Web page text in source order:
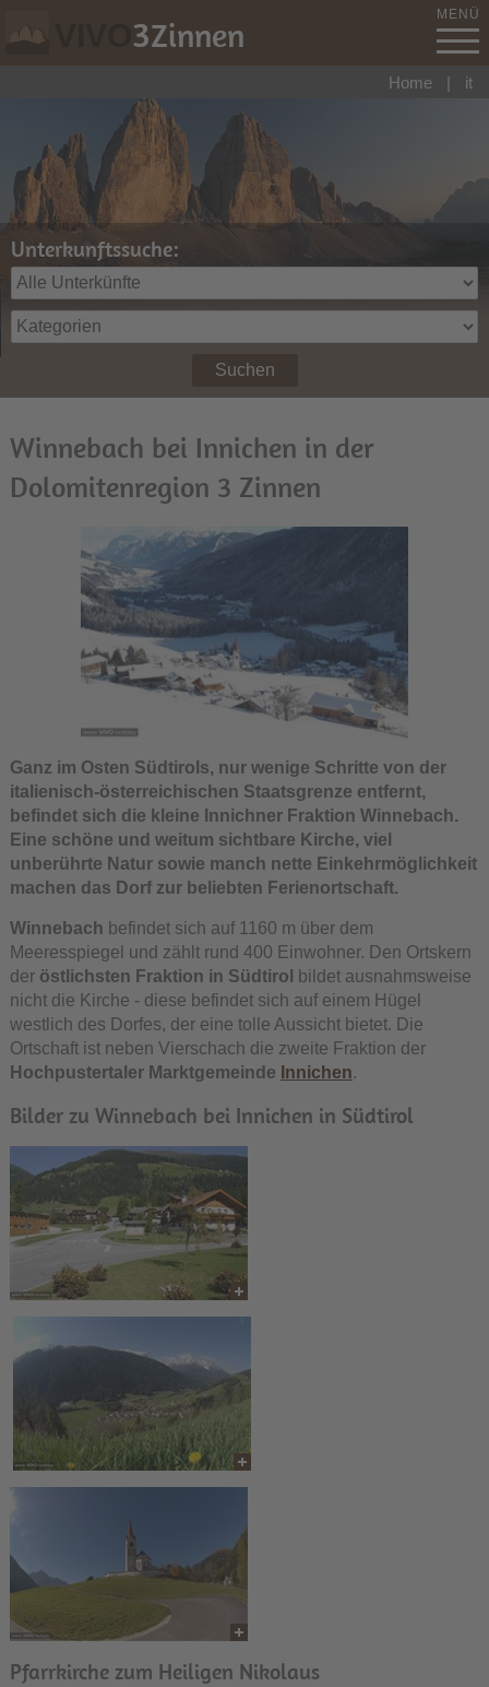
3Zinnen MENÜ
Unterkunftssuche:
Suchen
Home | it
Winnebach bei Innichen in der
Dolomitenregion 3 Zinnen
Ganz im Osten Südtirols, nur wenige Schritte von der
italienisch-österreichischen Staatsgrenze entfernt,
befindet sich die kleine Innichner Fraktion Winnebach.
Eine schöne und weitum sichtbare Kirche, viel
unberührte Natur sowie manch nette Einkehrmöglichkeit
machen das Dorf zur beliebten Ferienortschaft.
Winnebach befindet sich auf 1160 m über dem
Meeresspiegel und zählt rund 400 Einwohner. Den Ortskern
der östlichsten Fraktion in Südtirol
bildet ausnahmsweise
nicht die Kirche - diese befindet sich auf einem Hügel
westlich des Dorfes, der eine tolle Aussicht bietet. Die
Ortschaft ist neben Vierschach die zweite Fraktion der
Hochpustertaler Marktgemeinde Innichen.
Bilder zu Winnebach bei Innichen in Südtirol
Pfarrkirche zum Heiligen Nikolaus